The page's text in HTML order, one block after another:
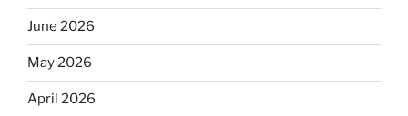
June 2026
May 2026
April 2026